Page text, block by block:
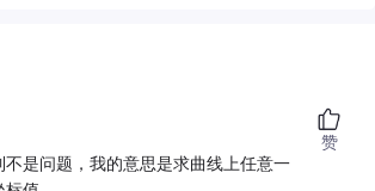
不是问题，我的意思是求曲线上任意一
赞